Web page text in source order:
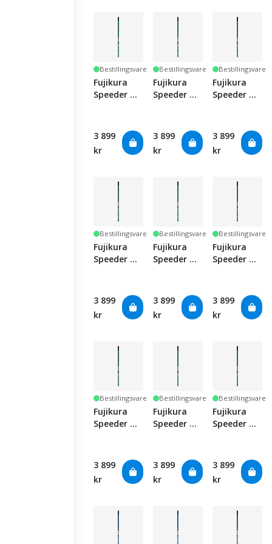
Bestillingsvare
Fujikura
Speeder NX
3 899
kr
Bestillingsvare
Fujikura
Speeder NX
Regular
3 899
kr
Bestillingsvare
Fujikura
Speeder NX
3 899
kr
Bestillingsvare
Fujikura
Speeder NX
3 899
kr
Bestillingsvare
Fujikura
Speeder NX
Regular
3 899
kr
Bestillingsvare
Fujikura
Speeder NX
3 899
kr
Bestillingsvare
Fujikura
Speeder NX
3 899
kr
Bestillingsvare
Fujikura
Speeder NX
3 899
kr
Bestillingsvare
Fujikura
Speeder NX
3 899
kr